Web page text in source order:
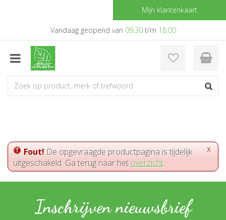
a
Mijn klantenkaart
Vandaag geopend van 09:30t/m 18:00
x
Fout! De opgevraagde productpagina is tijdelijk
uitgeschakeld. Ga terug naar het overzicht.
Inschrijven nieuwsbrief